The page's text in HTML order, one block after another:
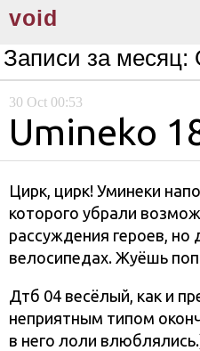
void
Записи за месяц:
30 Oct 00:53
Umineko
Цирк, цирк! Уминеки
которого убрали
рассуждения героев, но
велосипедах. Жуёшь
Дтб 04 весёлый, как и
неприятным типом
в него лоли